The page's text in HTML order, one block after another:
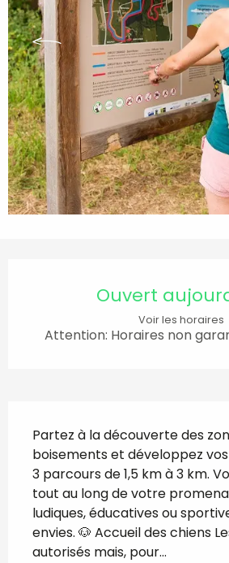
Ouvert
Voir les horaires
Attention: Horaires non
Partez à la découverte des
boisements et développez
3 parcours de 1,5 km à 3 km.
tout au long de votre
ludiques, éducatives ou
envies. 🐶 Accueil des chiens
autorisés mais, pour...